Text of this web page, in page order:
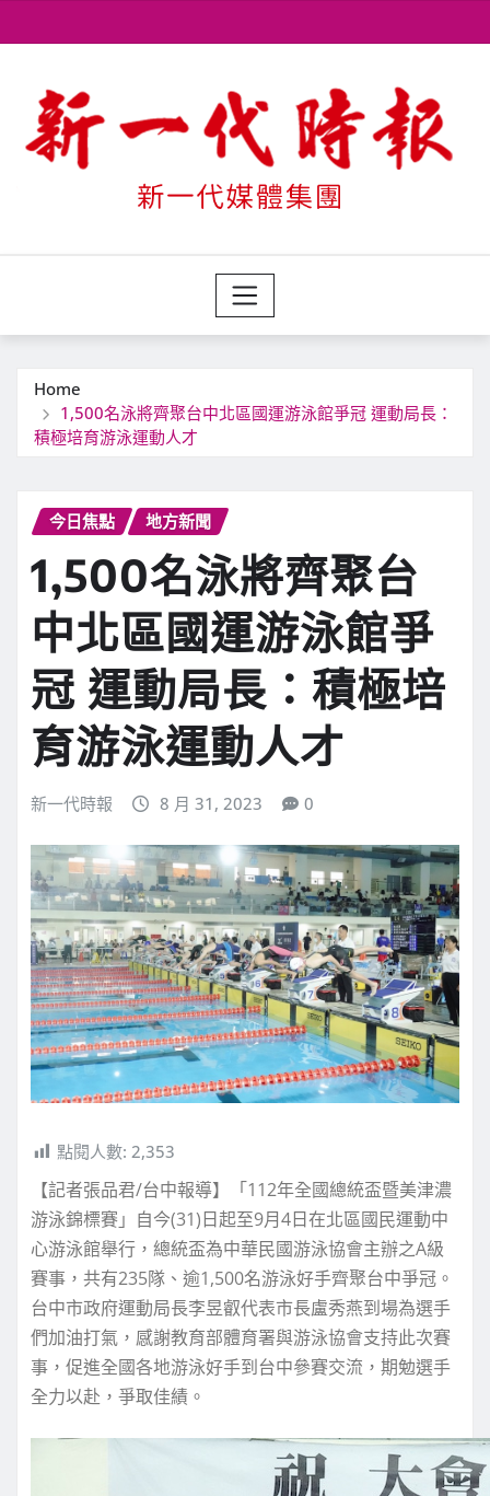
to
Home
1,500名泳將齊聚台中北區國運游泳館爭冠 運動局長：
積極培育游泳運動人才
今日焦點 地方新聞
1,500名泳將齊聚台
中北區國運游泳館爭
冠 運動局長：積極培
育游泳運動人才
新一代時報 8 月 31, 2023 0
點閱人數: 2,353
【記者張品君/台中報導】「112年全國總統盃暨美津濃
游泳錦標賽」自今(31)日起至9月4日在北區國民運動中
心游泳館舉行，總統盃為中華民國游泳協會主辦之A級
賽事，共有235隊、逾1,500名游泳好手齊聚台中爭冠。
台中市政府運動局長李昱叡代表市長盧秀燕到場為選手
們加油打氣，感謝教育部體育署與游泳協會支持此次賽
事，促進全國各地游泳好手到台中參賽交流，期勉選手
全力以赴，爭取佳績。